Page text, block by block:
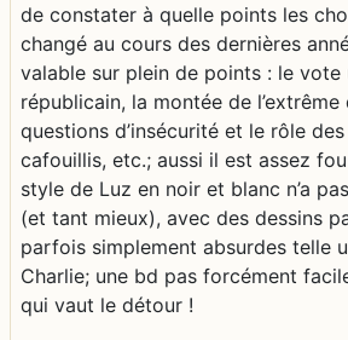
de constater à quelle points les
changé au cours des dernières
valable sur plein de points : le vote
républicain, la montée de
questions d’insécurité et le rôle
cafouillis, etc.; aussi il est assez
style de Luz en noir et blanc n’a
(et tant mieux), avec des dessins
parfois simplement absurdes telle
Charlie; une bd pas forcément
qui vaut le détour !